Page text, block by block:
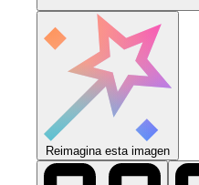
Reimagina esta imagen